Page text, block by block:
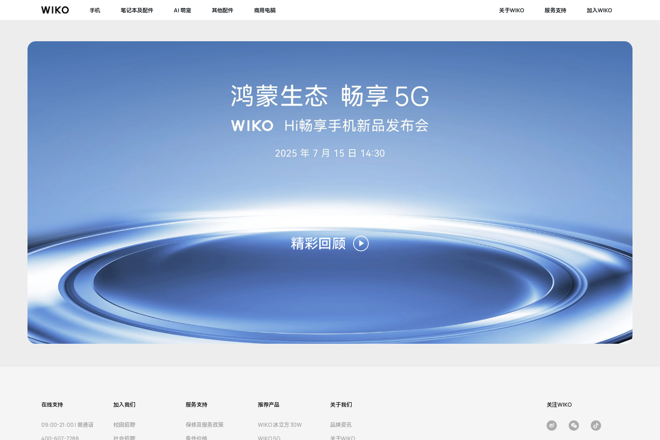
手机 笔记本及配件 AI 萌宠 其他配件 商用电脑 关于WIKO 服务支持 加入WIKO
精彩回顾
在线支持
09:00-21:00 | 普通话
400-607-7288
加入我们
校园招聘
社会招聘
服务支持
保修及服务政策
备件价格
推荐产品
WIKO 冰立方 30W
WIKO 5G
关于我们
品牌资讯
关于WIKO
关注WIKO